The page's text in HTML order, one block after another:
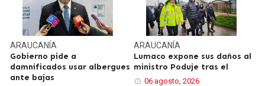
ARAUCANÍA
Gobierno pide a
damnificados usar albergues
ante bajas
ARAUCANÍA
Lumaco expone sus daños al
ministro Poduje tras el
06 agosto, 2026